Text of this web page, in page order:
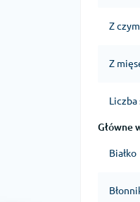
Z czym
Z
Główne
Białko